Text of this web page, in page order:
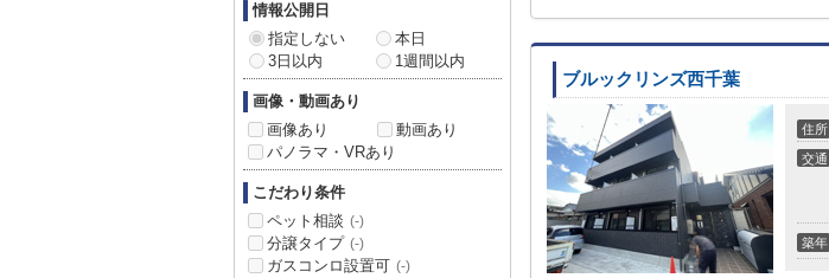
ブルックリンズ西千葉
住所
交通
築年
情報公開日
指定しない
本日
3日以内
1週間以内
画像・動画あり
画像あり
動画あり
パノラマ・VRあり
こだわり条件
ペット相談 (-)
分譲タイプ (-)
ガスコンロ設置可 (-)